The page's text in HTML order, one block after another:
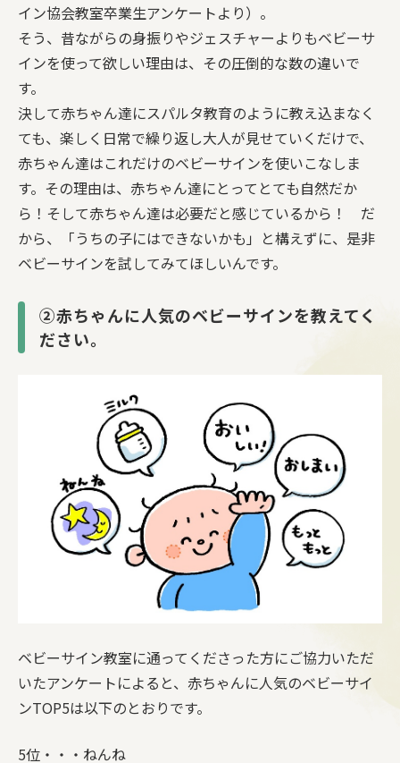
イン協会教室卒業生アンケートより）。
そう、昔ながらの身振りやジェスチャーよりもベビーサ
インを使って欲しい理由は、その圧倒的な数の違いで
す。
決して赤ちゃん達にスパルタ教育のように教え込まなく
ても、楽しく日常で繰り返し大人が見せていくだけで、
赤ちゃん達はこれだけのベビーサインを使いこなしま
す。その理由は、赤ちゃん達にとってとても自然だか
ら！そして赤ちゃん達は必要だと感じているから！ だ
から、「うちの子にはできないかも」と構えずに、是非
ベビーサインを試してみてほしいんです。
②赤ちゃんに人気のベビーサインを教えてく
ださい。
ベビーサイン教室に通ってくださった方にご協力いただ
いたアンケートによると、赤ちゃんに人気のベビーサイ
ンTOP5は以下のとおりです。
5位・・・ねんね